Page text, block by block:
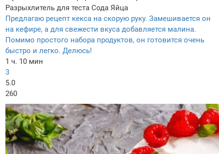
Разрыхлитель для теста Сода Яйца
Предлагаю рецепт кекса на скорую руку. Замешивается он
на кефире, а для свежести вкуса добавляется малина.
Помимо простого набора продуктов, он готовится очень
быстро и легко. Делюсь!
1 ч. 10 мин
3
5.0
260